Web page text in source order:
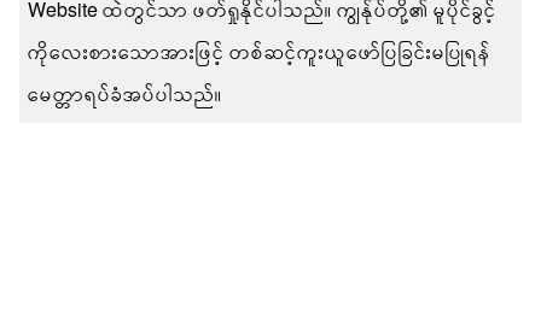
Website ထဲတွင်သာ ဖတ်ရှုနိုင်ပါသည်။ ကျွန်ုပ်တို့၏ မူပိုင်ခွင့်
ကိုလေးစားသောအားဖြင့် တစ်ဆင့်ကူးယူဖော်ပြခြင်းမပြုရန်
မေတ္တာရပ်ခံအပ်ပါသည်။